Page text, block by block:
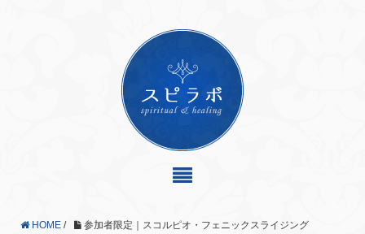
HOME / 参加者限定｜スコルピオ・フェニックスライジング